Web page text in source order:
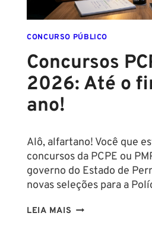
CONCURSO PÚBLICO
Concursos
2026: Até o
ano!
Alô, alfartano! Você que
concursos da PCPE ou
governo do Estado de
novas seleções para a
LEIA MAIS CONCURSOS